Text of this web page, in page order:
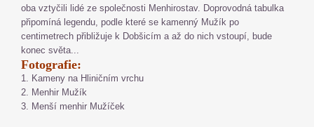
oba vztyčili lidé ze společnosti Menhirostav. Doprovodná tabulka
připomíná legendu, podle které se kamenný Mužík po
centimetrech přibližuje k Dobšicím a až do nich vstoupí, bude
konec světa...
Fotografie:
1. Kameny na Hliničním vrchu
2. Menhir Mužík
3. Menší menhir Mužíček